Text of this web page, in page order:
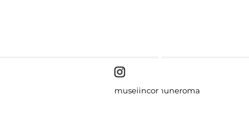
museiincomuneroma